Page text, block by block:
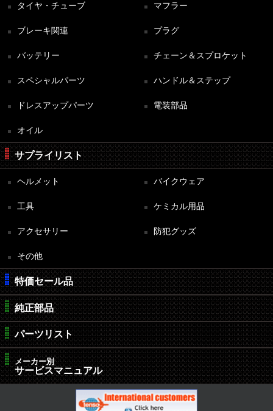
タイヤ・チューブ マフラー
ブレーキ関連 プラグ
バッテリー チェーン＆スプロケット
スペシャルパーツ ハンドル＆ステップ
ドレスアップパーツ 電装部品
オイル
サプライリスト
ヘルメット バイクウェア
工具 ケミカル用品
アクセサリー 防犯グッズ
その他
特価セール品
純正部品
パーツリスト
メーカー別
サービスマニュアル